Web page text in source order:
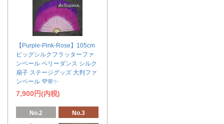
【Purple-Pink-Rose】105cm
ビッグシルクフラッターファ
ンベール ベリーダンス シルク
扇子 ステージグッズ 大判ファ
ンベール 💜🌸✨
7,900円(内税)
No.2 No.3